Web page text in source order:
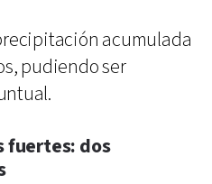
acumulada
pudiendo ser
fuertes: dos